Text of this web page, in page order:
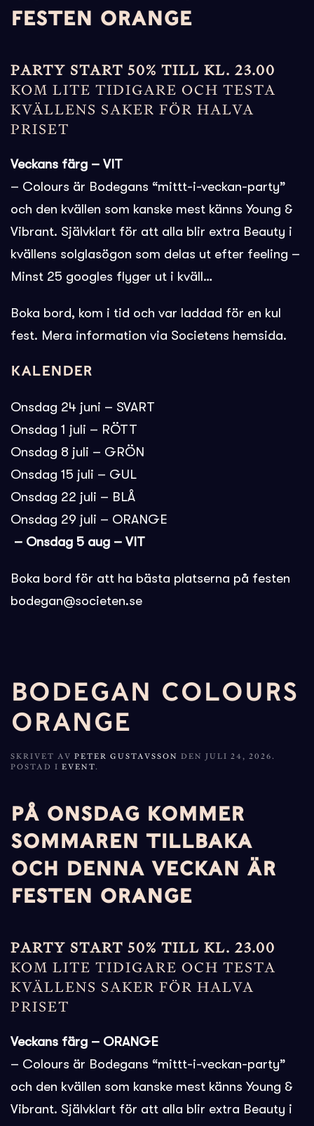
FESTEN ORANGE
PARTY START 50% TILL KL. 23.00
KOM LITE TIDIGARE OCH TESTA
KVÄLLENS SAKER FÖR HALVA
PRISET
Veckans färg – VIT
– Colours är Bodegans “mittt-i-veckan-party”
och den kvällen som kanske mest känns Young &
Vibrant. Självklart för att alla blir extra Beauty i
kvällens solglasögon som delas ut efter feeling –
Minst 25 googles flyger ut i kväll…
Boka bord, kom i tid och var laddad för en kul
fest. Mera information via Societens hemsida.
Kalender
Onsdag 24 juni – SVART
Onsdag 1 juli – RÖTT
Onsdag 8 juli – GRÖN
Onsdag 15 juli – GUL
Onsdag 22 juli – BLÅ
Onsdag 29 juli – ORANGE
– Onsdag 5 aug – VIT
Boka bord för att ha bästa platserna på festen
bodegan@societen.se
BODEGAN COLOURS
ORANGE
SKRIVET AV PETER GUSTAVSSON DEN JULI 24, 2026 .
POSTAD I EVENT.
PÅ ONSDAG KOMMER
SOMMAREN TILLBAKA
OCH DENNA VECKAN ÄR
FESTEN ORANGE
PARTY START 50% TILL KL. 23.00
KOM LITE TIDIGARE OCH TESTA
KVÄLLENS SAKER FÖR HALVA
PRISET
Veckans färg – ORANGE
– Colours är Bodegans “mittt-i-veckan-party”
och den kvällen som kanske mest känns Young &
Vibrant. Självklart för att alla blir extra Beauty i